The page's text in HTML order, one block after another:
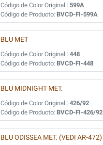
Código de Color Original : 599A
Código de Producto: BVCD-FI-599A
BLU MET
Código de Color Original : 448
Código de Producto: BVCD-FI-448
BLU MIDNIGHT MET.
Código de Color Original : 426/92
Código de Producto: BVCD-FI-426/92
BLU ODISSEA MET. (VEDI AR-472)